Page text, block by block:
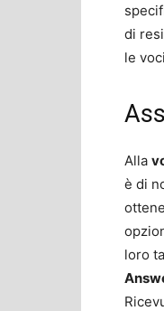
di
le
Alla
è di
loro